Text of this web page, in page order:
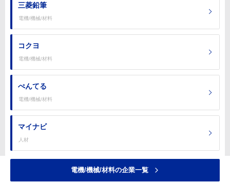
三菱鉛筆
電機/機械/材料
コクヨ
電機/機械/材料
ぺんてる
電機/機械/材料
マイナビ
人材
電機/機械/材料の企業一覧